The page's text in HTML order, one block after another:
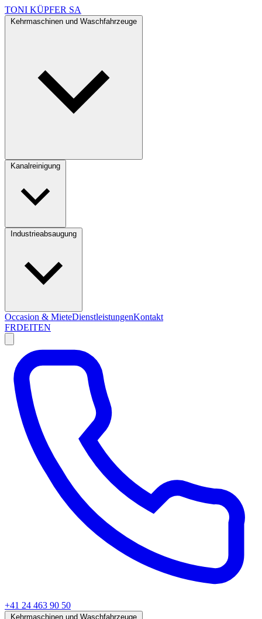
TONI KÜPFER SA
Occasion & MieteDienstleistungenKontakt
FRDEITEN
+41 24 463 90 50